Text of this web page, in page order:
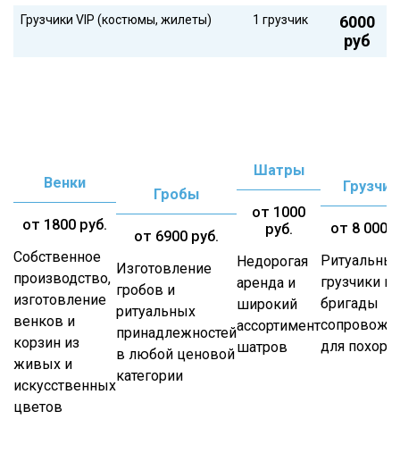
Грузчики VIP (костюмы, жилеты) 1 грузчик
6000
руб
Венки
от 1800 руб.
Собственное
производство,
изготовление
венков и
корзин из
живых и
искусственных
цветов
Гробы
от 6900 руб.
Изготовление
гробов и
ритуальных
принадлежностей
в любой ценовой
категории
Шатры
от 1000
руб.
Недорогая
аренда и
широкий
ассортимент
шатров
от 8 000
грузчики и
бригады
для